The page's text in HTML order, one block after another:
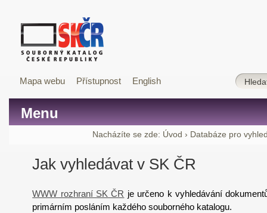
Mapa webu Přístupnost English
Menu
Nacházíte se zde: Úvod › Databáze pro
Jak vyhledávat v SK ČR
WWW rozhraní SK ČR je určeno k vyhledávání
primárním posláním každého souborného katalogu.